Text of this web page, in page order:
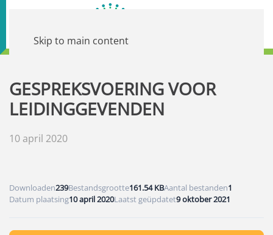
Skip to main content
GESPREKSVOERING VOOR
LEIDINGGEVENDEN
10 april 2020
Downloaden239Bestandsgrootte161.54 KBAantal bestanden1
Datum plaatsing10 april 2020Laatst geüpdatet9 oktober 2021